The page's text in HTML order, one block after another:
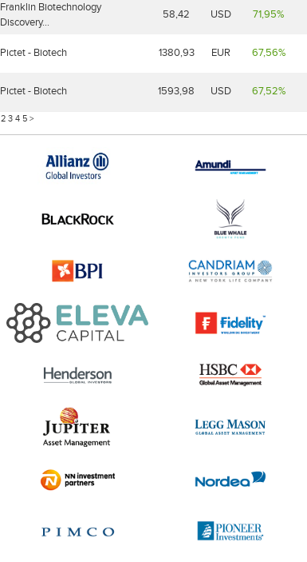
Franklin Biotechnology
Discovery...
58,42 USD 71,95%
Pictet - Biotech 1380,93 EUR 67,56%
Pictet - Biotech 1593,98 USD 67,52%
2 3 4 5 >